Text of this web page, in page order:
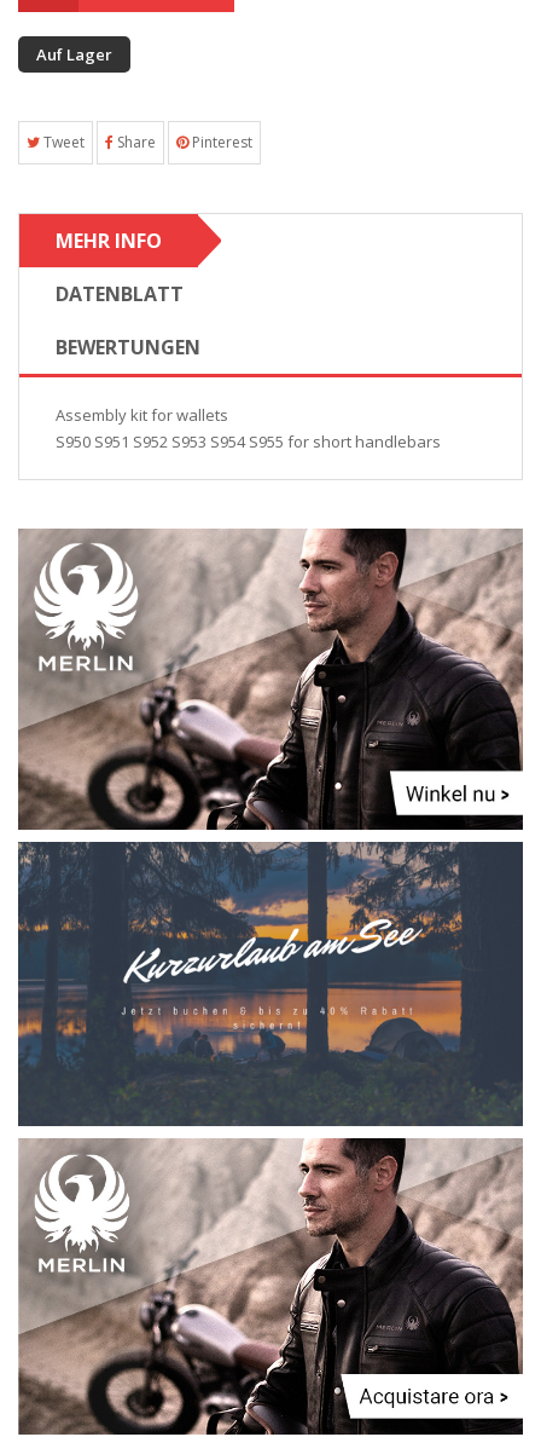
Auf Lager
Tweet Share Pinterest
MEHR INFO
DATENBLATT
BEWERTUNGEN
Assembly kit for wallets
S950 S951 S952 S953 S954 S955 for short handlebars